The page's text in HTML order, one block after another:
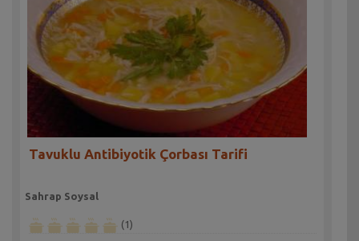
Tavuklu Antibiyotik Çorbası Tarifi
Sahrap Soysal
(1)